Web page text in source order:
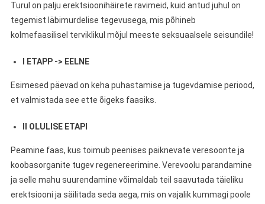
Turul on palju erektsioonihäirete ravimeid, kuid antud juhul on
tegemist läbimurdelise tegevusega, mis põhineb
kolmefaasilisel terviklikul mõjul meeste seksuaalsele seisundile!
I ETAPP -> EELNE
Esimesed päevad on keha puhastamise ja tugevdamise periood,
et valmistada see ette õigeks faasiks.
II OLULISE ETAPI
Peamine faas, kus toimub peenises paiknevate veresoonte ja
koobasorganite tugev regenereerimine. Verevoolu parandamine
ja selle mahu suurendamine võimaldab teil saavutada täieliku
erektsiooni ja säilitada seda aega, mis on vajalik kummagi poole